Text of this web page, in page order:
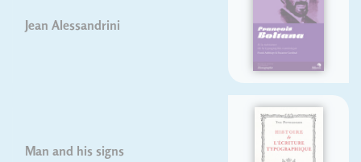
The History of Typographical